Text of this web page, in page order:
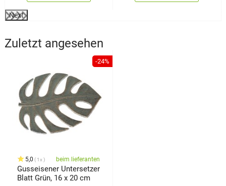
Next
Zuletzt angesehen
-24%
5,0 1x beim lieferanten
Gusseisener Untersetzer
Blatt Grün, 16 x 20 cm